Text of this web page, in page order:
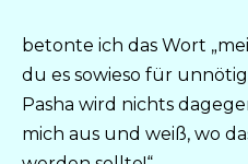
betonte ich das Wort
du es sowieso für
Pasha wird nichts
mich aus und weiß, wo